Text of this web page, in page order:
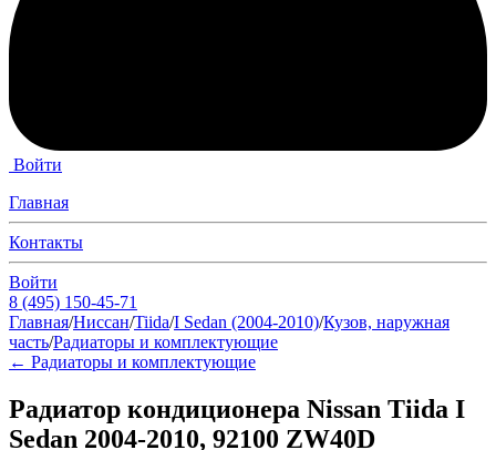
Войти
Главная
Контакты
Войти
8 (495) 150-45-71
Главная/Ниссан/Tiida/I Sedan (2004-2010)/Кузов, наружная
часть/Радиаторы и комплектующие
← Радиаторы и комплектующие
Радиатор кондиционера Nissan Tiida I
Sedan 2004-2010, 92100 ZW40D